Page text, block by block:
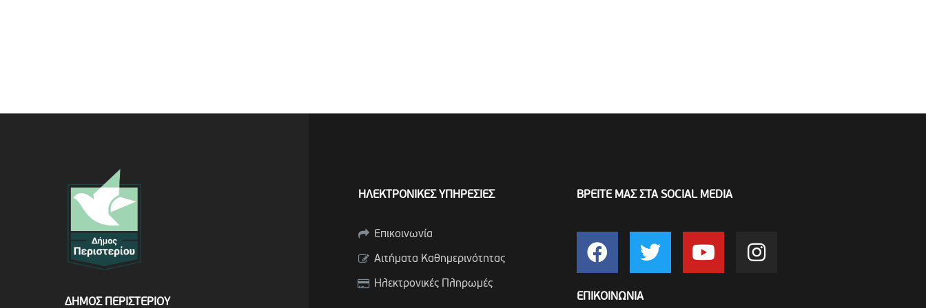
ΔΗΜΟΣ ΠΕΡΙΣΤΕΡΙΟΥ
ΗΛΕΚΤΡΟΝΙΚΕΣ ΥΠΗΡΕΣΙΕΣ
Επικοινωνία
Αιτήματα Καθημερινότητας
Ηλεκτρονικές Πληρωμές
ΒΡΕΙΤΕ ΜΑΣ ΣΤΑ SOCIAL MEDIA
ΕΠΙΚΟΙΝΩΝΙΑ